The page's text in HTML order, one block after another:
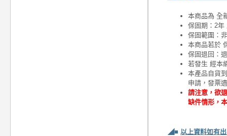
本商品為 全
保固期：2年
保固範圍：
本商品若於
保固退回：
若發生 經本
本產品自貨
申請，發票
請注意，欲
缺件情形，
◢■ 以上資料如有